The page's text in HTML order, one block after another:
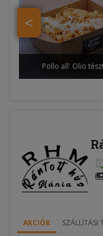
<
Pollo all' Olio
AKCIÓK SZÁLLÍTÁSI